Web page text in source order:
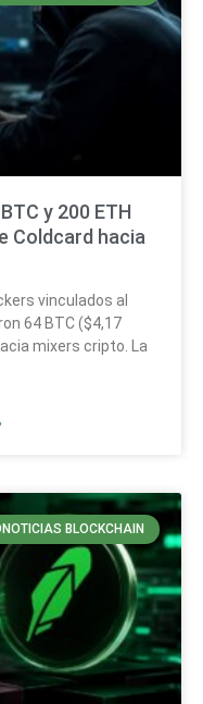
y 200 ETH
Coldcard hacia
vinculados al
64 BTC ($4,17
mixers cripto. La
BLOCKCHAIN